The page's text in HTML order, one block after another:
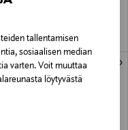
tallentamisen
sosiaalisen median
varten. Voit muuttaa
löytyvästä
Price
€